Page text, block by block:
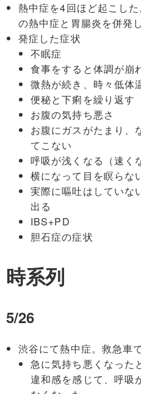
熱中症を4回ほど起こし
の熱中症と胃腸炎を併発し
発症した症状
不眠症
食事をすると体調が崩
微熱が続き、時々低体
便秘と下痢を繰り返す
お腹の気持ち悪さ
お腹にガスがたまり、
てこない
呼吸が浅くなる（速く
横になって目を瞑らな
実際に嘔吐はしていな
出る
IBS+PD
胆石症の症状
時系列
5/26
渋谷にて熱中症。救急車
急に気持ち悪くなった
違和感を感じて、呼吸